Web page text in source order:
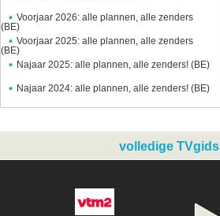
Voorjaar 2026: alle plannen, alle zenders
(BE)
Voorjaar 2025: alle plannen, alle zenders
(BE)
Najaar 2025: alle plannen, alle zenders! (BE)
Najaar 2024: alle plannen, alle zenders! (BE)
volledige TVgids